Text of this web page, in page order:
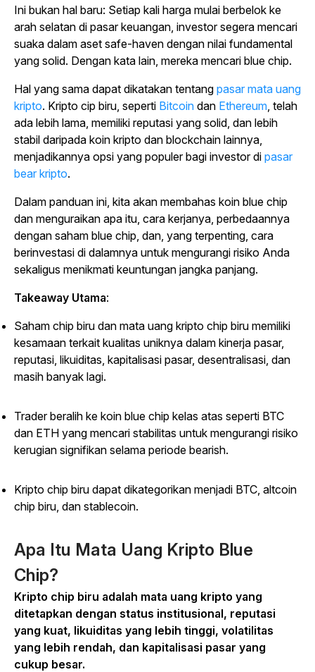
Ini bukan hal baru: Setiap kali harga mulai berbelok ke
arah selatan di pasar keuangan, investor segera mencari
suaka dalam aset safe-haven dengan nilai fundamental
yang solid. Dengan kata lain, mereka mencari blue chip.
Hal yang sama dapat dikatakan tentang pasar mata uang
kripto. Kripto cip biru, seperti Bitcoin dan Ethereum , telah
ada lebih lama, memiliki reputasi yang solid, dan lebih
stabil daripada koin kripto dan blockchain lainnya,
menjadikannya opsi yang populer bagi investor di pasar
bear kripto.
Dalam panduan ini, kita akan membahas koin blue chip
dan menguraikan apa itu, cara kerjanya, perbedaannya
dengan saham blue chip, dan, yang terpenting, cara
berinvestasi di dalamnya untuk mengurangi risiko Anda
sekaligus menikmati keuntungan jangka panjang.
Takeaway Utama:
Saham chip biru dan mata uang kripto chip biru memiliki
kesamaan terkait kualitas uniknya dalam kinerja pasar,
reputasi, likuiditas, kapitalisasi pasar, desentralisasi, dan
masih banyak lagi.
Trader beralih ke koin blue chip kelas atas seperti BTC
dan ETH yang mencari stabilitas untuk mengurangi risiko
kerugian signifikan selama periode bearish.
Kripto chip biru dapat dikategorikan menjadi BTC, altcoin
chip biru, dan stablecoin.
Apa Itu Mata Uang Kripto Blue
Chip?
Kripto chip biru adalah mata uang kripto yang
ditetapkan dengan status institusional, reputasi
yang kuat, likuiditas yang lebih tinggi, volatilitas
yang lebih rendah, dan kapitalisasi pasar yang
cukup besar.